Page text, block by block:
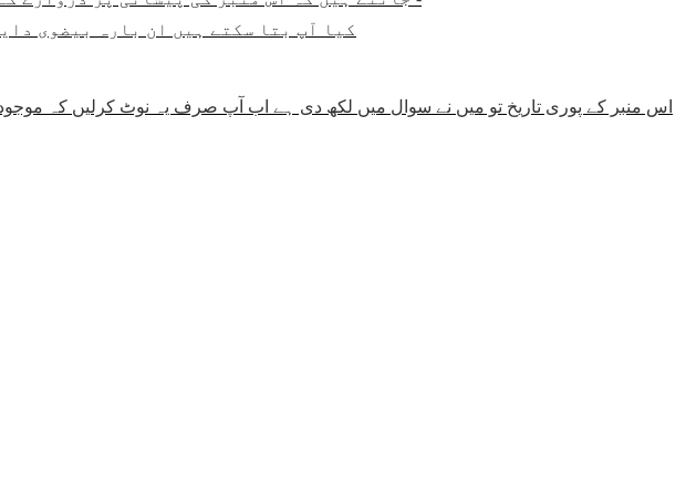
کیا آپ بتا سکتے ہیں ان بارہ بیضوی
اس منبر کے پوری تاریخ تو میں نے سوال میں لکھ دی ہے اب آپ صرف یہ نوٹ کرلیں کہ